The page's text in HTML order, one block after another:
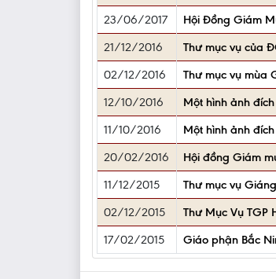
23/06/2017
Hội Đồng Giám
21/12/2016
Thư mục vụ của
02/12/2016
Thư mục vụ mùa
12/10/2016
Một hình ảnh
11/10/2016
Một hình ảnh
20/02/2016
Hội đồng Giám
11/12/2015
Thư mục vụ
02/12/2015
Thư Mục Vụ TGP
17/02/2015
Giáo phận Bắc